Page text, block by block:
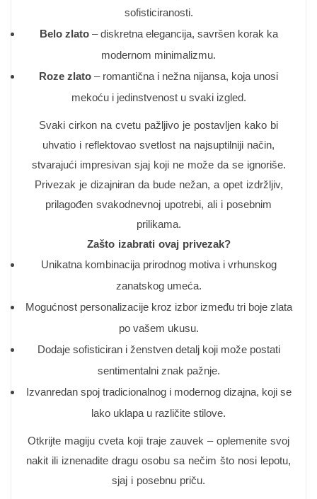
sofisticiranosti.
Belo zlato– diskretna elegancija, savršen korak ka
modernom minimalizmu.
Roze zlato – romantična i nežna nijansa, koja unosi
mekoću i jedinstvenost u svaki izgled.
Svaki cirkon na cvetu pažljivo je postavljen kako bi
uhvatio i reflektovao svetlost na najsuptilniji način,
stvarajući impresivan sjaj koji ne može da se ignoriše.
Privezak je dizajniran da bude nežan, a opet izdržljiv,
prilagođen svakodnevnoj upotrebi, ali i posebnim
prilikama.
Zašto izabrati ovaj privezak?
Unikatna kombinacija prirodnog motiva i vrhunskog
zanatskog umeća.
Mogućnost personalizacije kroz izbor između tri boje zlata
po vašem ukusu.
Dodaje sofisticiran i ženstven detalj koji može postati
sentimentalni znak pažnje.
Izvanredan spoj tradicionalnog i modernog dizajna, koji se
lako uklapa u različite stilove.
Otkrijte magiju cveta koji traje zauvek – oplemenite svoj
nakit ili iznenadite dragu osobu sa nečim što nosi lepotu,
sjaj i posebnu priču.